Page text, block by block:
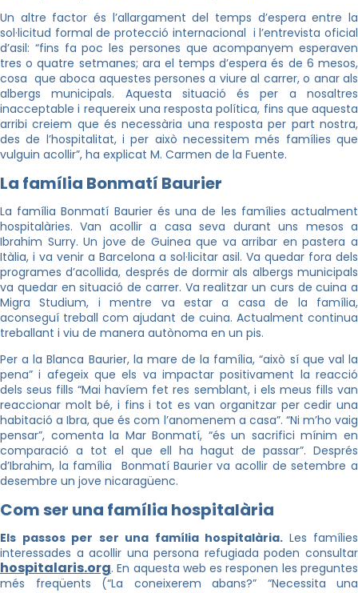
Un altre factor és l’allargament del temps d’espera entre la
sol·licitud formal de protecció internacional i l’entrevista oficial
d’asil: “fins fa poc les persones que acompanyem esperaven
tres o quatre setmanes; ara el temps d’espera és de 6 mesos,
cosa que aboca aquestes persones a viure al carrer, o anar als
albergs municipals. Aquesta situació és per a nosaltres
inacceptable i requereix una resposta política, fins que aquesta
arribi creiem que és necessària una resposta per part nostra,
des de l’hospitalitat, i per això necessitem més famílies que
vulguin acollir”, ha explicat M. Carmen de la Fuente.
La família Bonmatí Baurier
La família Bonmatí Baurier és una de les famílies actualment
hospitalàries. Van acollir a casa seva durant uns mesos a
Ibrahim Surry. Un jove de Guinea que va arribar en pastera a
Itàlia, i va venir a Barcelona a sol·licitar asil. Va quedar fora dels
programes d’acollida, després de dormir als albergs municipals
va quedar en situació de carrer. Va realitzar un curs de cuina a
Migra Studium, i mentre va estar a casa de la família,
aconseguí treball com ajudant de cuina. Actualment continua
treballant i viu de manera autònoma en un pis.
Per a la Blanca Baurier, la mare de la família, “això sí que val la
pena” i afegeix que els va impactar positivament la reacció
dels seus fills “Mai havíem fet res semblant, i els meus fills van
reaccionar molt bé, i fins i tot es van organitzar per cedir una
habitació a Ibra, que és com l’anomenem a casa”. “Ni m’ho vaig
pensar”, comenta la Mar Bonmatí, “és un sacrifici mínim en
comparació a tot el que ell ha hagut de passar”. Després
d’Ibrahim, la família Bonmatí Baurier va acollir de setembre a
desembre un jove nicaragüenc.
Com ser una família hospitalària
Els passos per ser una família hospitalària. Les famílies
interessades a acollir una persona refugiada poden consultar
hospitalaris.org. En aquesta web es responen les preguntes
més freqüents (“La coneixerem abans?” “Necessita una